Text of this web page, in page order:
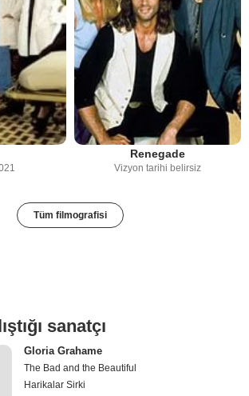
Renegade
Vizyon tarihi belirsiz
Tüm filmografisi
sanatçı
Gloria Grahame
The Bad and the Beautiful
Harikalar Sirki